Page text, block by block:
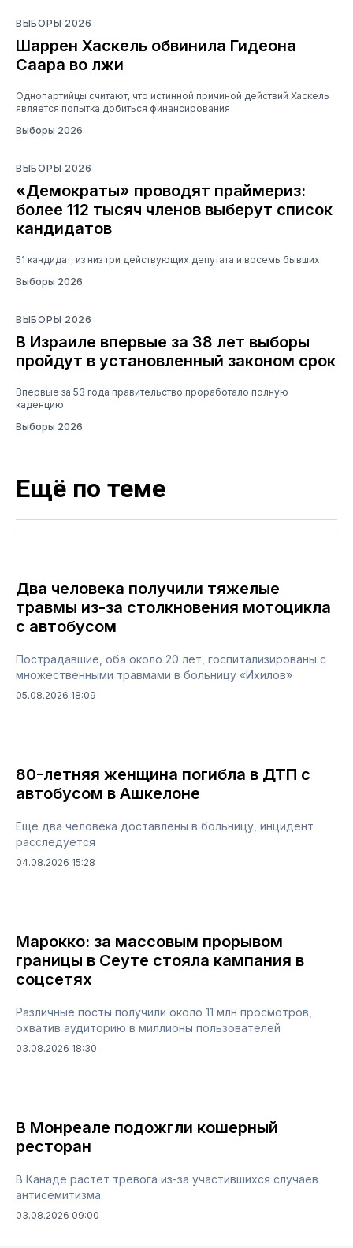
ВЫБОРЫ 2026
Шаррен Хаскель обвинила Гидеона
Саара во лжи
Однопартийцы считают, что истинной причиной действий Хаскель
является попытка добиться финансирования
Выборы 2026
ВЫБОРЫ 2026
«Демократы» проводят праймериз:
более 112 тысяч членов выберут список
кандидатов
51 кандидат, из низ три действующих депутата и восемь бывших
Выборы 2026
ВЫБОРЫ 2026
В Израиле впервые за 38 лет выборы
пройдут в установленный законом срок
Впервые за 53 года правительство проработало полную
каденцию
Выборы 2026
Ещё по теме
Два человека получили тяжелые
травмы из-за столкновения мотоцикла
с автобусом
Пострадавшие, оба около 20 лет, госпитализированы с
множественными травмами в больницу «Ихилов»
05.08.2026 18:09
80-летняя женщина погибла в ДТП с
автобусом в Ашкелоне
Еще два человека доставлены в больницу, инцидент
расследуется
04.08.2026 15:28
Марокко: за массовым прорывом
границы в Сеуте стояла кампания в
соцсетях
Различные посты получили около 11 млн просмотров,
охватив аудиторию в миллионы пользователей
03.08.2026 18:30
В Монреале подожгли кошерный
ресторан
В Канаде растет тревога из-за участившихся случаев
антисемитизма
03.08.2026 09:00